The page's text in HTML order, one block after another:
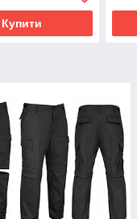
Купити